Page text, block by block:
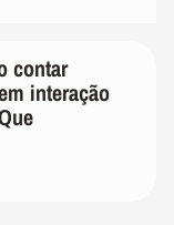
contar
interação